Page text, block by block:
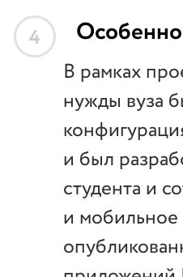
4
В рамках
нужды вуза
и был
студента и
и